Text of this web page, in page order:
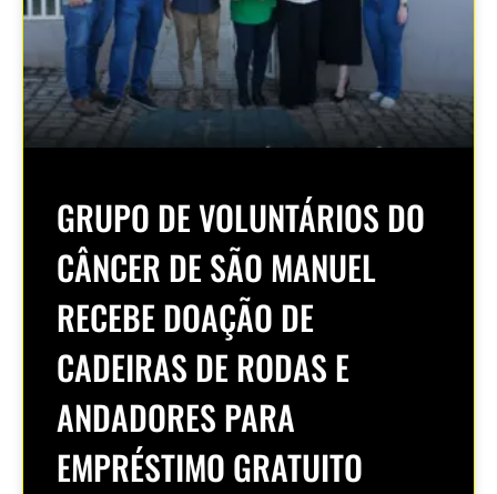
GRUPO DE VOLUNTÁRIOS DO
CÂNCER DE SÃO MANUEL
RECEBE DOAÇÃO DE
CADEIRAS DE RODAS E
ANDADORES PARA
EMPRÉSTIMO GRATUITO